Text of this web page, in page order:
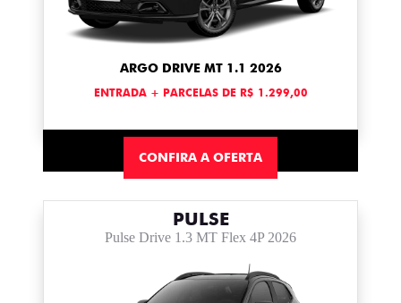
ARGO DRIVE MT 1.1 2026
ENTRADA + PARCELAS DE R$ 1.299,00
CONFIRA A OFERTA
PULSE
Pulse Drive 1.3 MT Flex 4P 2026